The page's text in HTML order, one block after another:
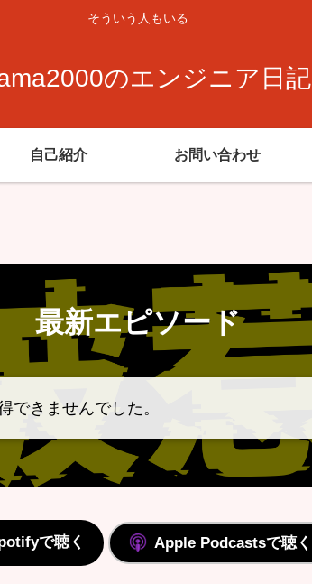
そういう人もいる
のエンジニア日記
自己紹介 お問い合わせ
最新エピソード
できませんでした。
で聴く Apple Podcastsで聴く